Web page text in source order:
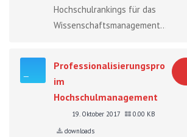
Hochschulrankings für das
Wissenschaftsmanagement....
Professionalisierungsprozesse
im
Hochschulmanagement
19. Oktober 2017
0.00 KB
downloads